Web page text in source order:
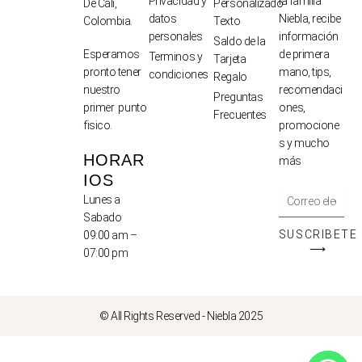
De Cali,
Colombia.
Esperamos
pronto tener
nuestro
primer punto
fisico.
HORAR
IOS
Lunes a
Sabado
09:00 am –
07:00 pm
datos
personales
Terminos y
condiciones
Personalizado
Texto
Saldo de la
Tarjeta
Regalo
Preguntas
Frecuentes
Niebla, recibe
información
de primera
mano, tips,
recomendaci
ones,
promocione
s y mucho
más
SUSCRIBETE
⟶
© All Rights Reserved - Niebla 2025